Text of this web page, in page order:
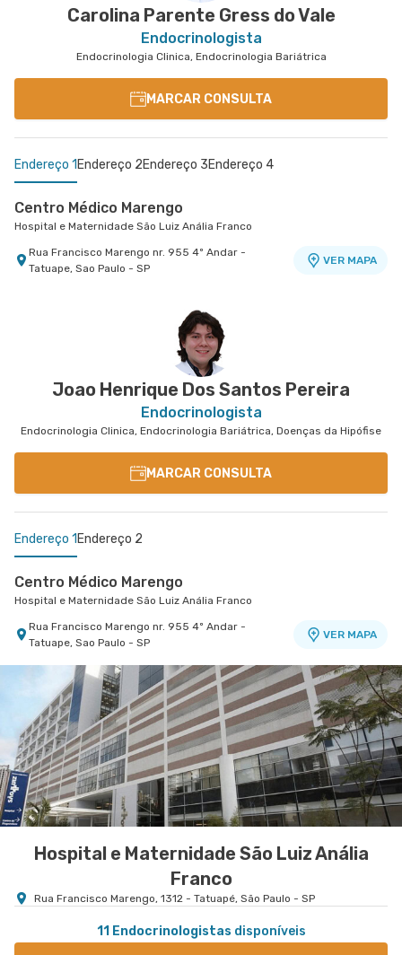
Carolina Parente Gress do Vale
Endocrinologista
Endocrinologia Clinica, Endocrinologia Bariátrica
MARCAR CONSULTA
Endereço 1 Endereço 2Endereço 3Endereço 4
Centro Médico Marengo
Hospital e Maternidade São Luiz Anália Franco
Rua Francisco Marengo nr. 955 4º Andar -
Tatuape, Sao Paulo - SP
VER MAPA
Rua do Oratorio nr. 1369 - Mooca, Sao Paulo - SP
Rua Tingoassuiba nr. 15 Centro Médico Central
Leste Ii - Vila Iolanda, Sao Paulo - SP
Avenida Marcos Penteado de Ulhoa Rodrigues nr.
939 Edificio Jatobá - Torre Ii 1° Andar - Tambore,
Joao Henrique Dos Santos Pereira
Endocrinologista
Endocrinologia Clinica, Endocrinologia Bariátrica, Doenças da Hipófise
MARCAR CONSULTA
Endereço 1 Endereço 2
Centro Médico Marengo
Hospital e Maternidade São Luiz Anália Franco
Rua Francisco Marengo nr. 955 4º Andar -
Tatuape, Sao Paulo - SP
VER MAPA
Centro Médico Central do Tatuapé - Unidade
Atenção Primária A Saude
Hospital Central do Tatuapé (Aviccena)
Avenida Alvaro Ramos nr. 896 6º Andar - Quarta
Parada, Sao Paulo - SP
VER MAPA
Hospital e Maternidade São Luiz Anália
Franco
Rua Francisco Marengo, 1312 - Tatuapé, São Paulo - SP
11 Endocrinologistas disponíveis